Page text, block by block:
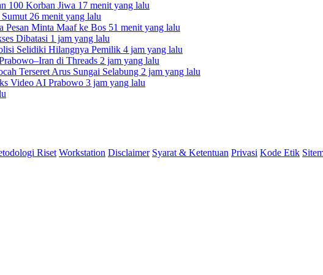
100 Korban Jiwa 17 menit yang lalu
26 menit yang lalu
Pesan Minta Maaf ke Bos 51 menit yang lalu
Dibatasi 1 jam yang lalu
Selidiki Hilangnya Pemilik 4 jam yang lalu
di Threads 2 jam yang lalu
Terseret Arus Sungai Selabung 2 jam yang lalu
Video AI Prabowo 3 jam yang lalu
Riset Workstation Disclaimer Syarat & Ketentuan Privasi Kode Etik